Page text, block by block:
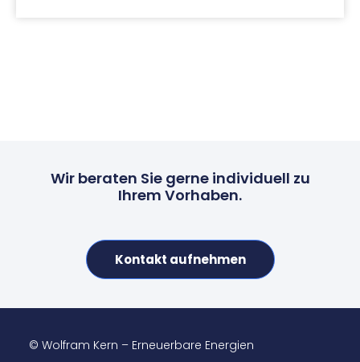
Wir beraten Sie gerne individuell zu
Ihrem Vorhaben.
Kontakt aufnehmen
© Wolfram Kern – Erneuerbare Energien